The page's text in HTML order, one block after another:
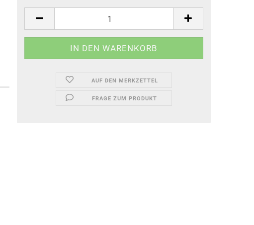
AUF DEN MERKZETTEL
FRAGE ZUM PRODUKT